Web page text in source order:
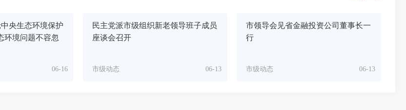
央生态环境保护
环境问题不容忽
06-16
民主党派市级组织新老领导班子成员
座谈会召开
06-13
市级动态
市领导会见省金融投资公司董事长一
行
06-13
市级动态